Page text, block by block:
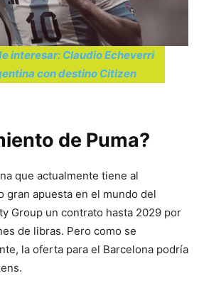
interesar: Claudio Echeverri
con destino Citizen
de Puma?
que actualmente tiene al
gran apuesta en el mundo del
Group un contrato hasta 2029 por
de libras. Pero como se
la oferta para el Barcelona podría